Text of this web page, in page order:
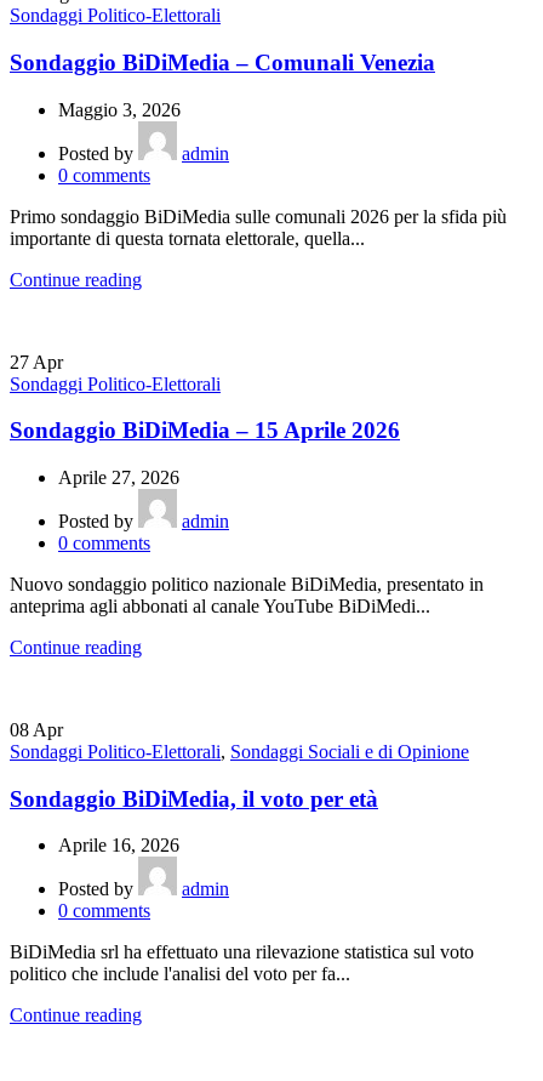
Sondaggi Politico-Elettorali
Sondaggio BiDiMedia – Comunali Venezia
Maggio 3, 2026
Posted by
admin
0 comments
Primo sondaggio BiDiMedia sulle comunali 2026 per la sfida più
importante di questa tornata elettorale, quella...
Continue reading
27 Apr
Sondaggi Politico-Elettorali
Sondaggio BiDiMedia – 15 Aprile 2026
Aprile 27, 2026
Posted by
admin
0 comments
Nuovo sondaggio politico nazionale BiDiMedia, presentato in
anteprima agli abbonati al canale YouTube BiDiMedi...
Continue reading
08 Apr
Sondaggi Politico-Elettorali, Sondaggi Sociali e di Opinione
Sondaggio BiDiMedia, il voto per età
Aprile 16, 2026
Posted by
admin
0 comments
BiDiMedia srl ha effettuato una rilevazione statistica sul voto
politico che include l'analisi del voto per fa...
Continue reading